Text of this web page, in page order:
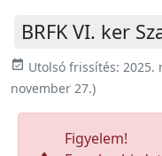
BRFK VI. ker
event_available Utolsó frissítés: 2025.
november 27.)
Figyelem!